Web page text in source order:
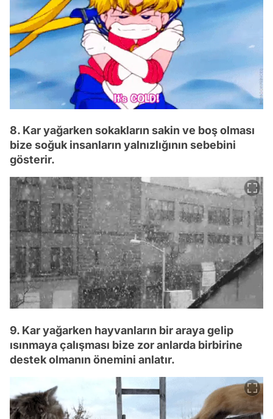
8. Kar yağarken sokakların sakin ve boş olması
bize soğuk insanların yalnızlığının sebebini
gösterir.
9. Kar yağarken hayvanların bir araya gelip
ısınmaya çalışması bize zor anlarda birbirine
destek olmanın önemini anlatır.